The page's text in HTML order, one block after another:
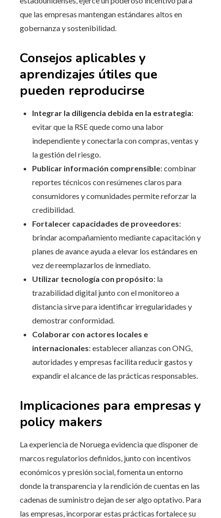
que las empresas mantengan estándares altos en
gobernanza y sostenibilidad.
Consejos aplicables y
aprendizajes útiles que
pueden reproducirse
Integrar la diligencia debida en la estrategia:
evitar que la RSE quede como una labor
independiente y conectarla con compras, ventas y
la gestión del riesgo.
Publicar información comprensible: combinar
reportes técnicos con resúmenes claros para
consumidores y comunidades permite reforzar la
credibilidad.
Fortalecer capacidades de proveedores:
brindar acompañamiento mediante capacitación y
planes de avance ayuda a elevar los estándares en
vez de reemplazarlos de inmediato.
Utilizar tecnología con propósito: la
trazabilidad digital junto con el monitoreo a
distancia sirve para identificar irregularidades y
demostrar conformidad.
Colaborar con actores locales e
internacionales: establecer alianzas con ONG,
autoridades y empresas facilita reducir gastos y
expandir el alcance de las prácticas responsables.
Implicaciones para empresas y
policy makers
La experiencia de Noruega evidencia que disponer de
marcos regulatorios definidos, junto con incentivos
económicos y presión social, fomenta un entorno
donde la transparencia y la rendición de cuentas en las
cadenas de suministro dejan de ser algo optativo. Para
las empresas, incorporar estas prácticas fortalece su